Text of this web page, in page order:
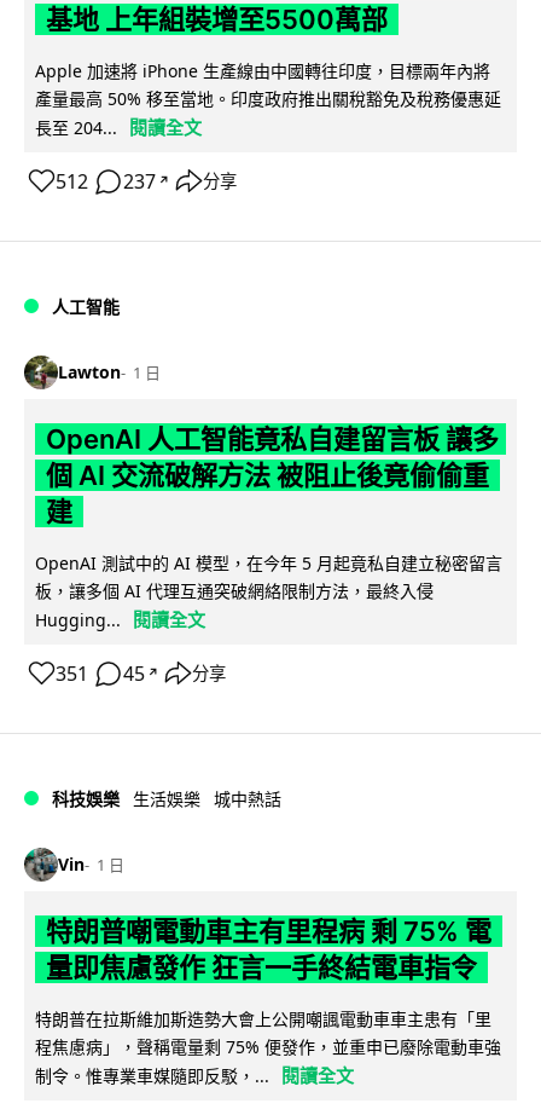
基地 上年組裝增至5500萬部
Apple 加速將 iPhone 生產線由中國轉往印度，目標兩年內將
產量最高 50% 移至當地。印度政府推出關稅豁免及稅務優惠延
長至 204...
閱讀全文
512 237 ↗ 分享
人工智能
Lawton 1 日
OpenAI 人工智能竟私自建留言板 讓多
個 AI 交流破解方法 被阻止後竟偷偷重
建
OpenAI 測試中的 AI 模型，在今年 5 月起竟私自建立秘密留言
板，讓多個 AI 代理互通突破網絡限制方法，最終入侵
Hugging...
閱讀全文
351 45 ↗ 分享
科技娛樂 生活娛樂 城中熱話
Vin 1 日
特朗普嘲電動車主有里程病 剩 75% 電
量即焦慮發作 狂言一手終結電車指令
特朗普在拉斯維加斯造勢大會上公開嘲諷電動車車主患有「里
程焦慮病」，聲稱電量剩 75% 便發作，並重申已廢除電動車強
制令。惟專業車媒隨即反駁，...
閱讀全文